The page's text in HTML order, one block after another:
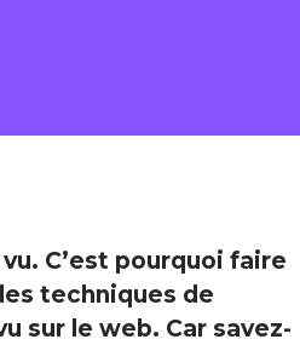
C’est pourquoi faire
techniques de
sur le web. Car savez-